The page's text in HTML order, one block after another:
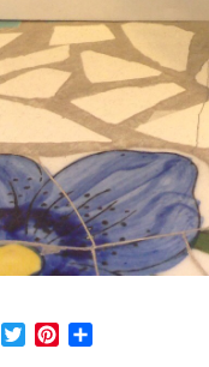
Facebook
TwitterPinterest